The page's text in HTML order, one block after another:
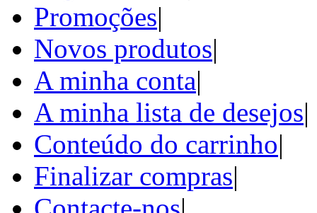
Promoções|
Novos produtos|
A minha conta|
A minha lista de desejos|
Conteúdo do carrinho|
Finalizar compras|